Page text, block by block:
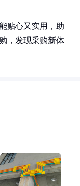
贴心又实用，助
，发现采购新体